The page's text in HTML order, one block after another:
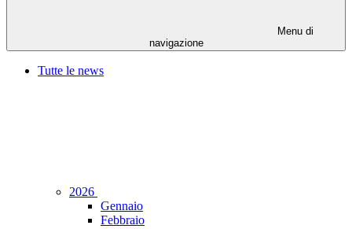
Menu di
navigazione
Tutte le news
2026
Gennaio
Febbraio